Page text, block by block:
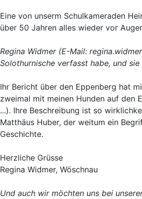
Eine von unserm Schulkameraden
über 50 Jahren alles wieder vor
Regina Widmer (E-Mail:
Solothurnische verfasst habe, und sie
Ihr Bericht über den Eppenberg hat
zweimal mit meinen Hunden auf den
...). Ihre Beschreibung ist so
Matthäus Huber, der weitum ein
Geschichte.
Herzliche Grüsse
Regina Widmer, Wöschnau
Und auch wir möchten uns bei